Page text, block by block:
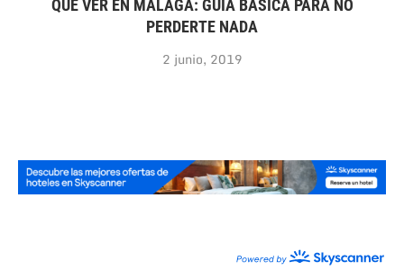
QUÉ VER EN MÁLAGA: GUÍA BÁSICA PARA NO
PERDERTE NADA
2 junio, 2019